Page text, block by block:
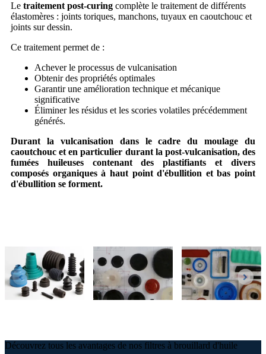
Le traitement post-curing complète le traitement de différents
élastomères : joints toriques, manchons, tuyaux en caoutchouc et
joints sur dessin.
Ce traitement permet de :
Achever le processus de vulcanisation
Obtenir des propriétés optimales
Garantir une amélioration technique et mécanique
significative
Éliminer les résidus et les scories volatiles précédemment
générés.
Durant la vulcanisation dans le cadre du moulage du
caoutchouc et en particulier durant la post-vulcanisation, des
fumées huileuses contenant des plastifiants et divers
composés organiques à haut point d'ébullition et bas point
d'ébullition se forment.
Découvrez tous les avantages de nos filtres à brouillard d'huile